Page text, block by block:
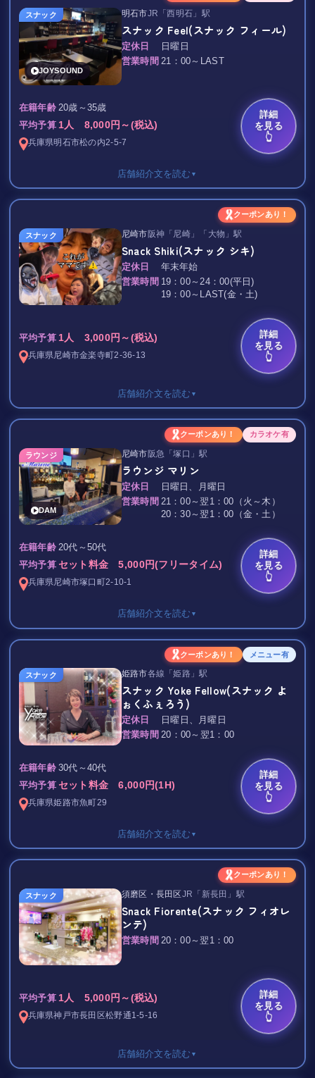
こじんまりとしていてとてもアットホームな店内。
小野市でまったりと飲むなら、ぜひスナック キャンディーへお
越しください！
スナック
JOYSOUND
明石市JR「西明石」駅
スナック Feel(スナック フィール)
定休日
日曜日
営業時間 21：00～LAST
在籍年齢 20歳～35歳
平均予算 1人 8,000円～(税込)
兵庫県明石市松の内2-5-7
詳細
を見る
👆
店舗紹介文を読む ▼
ボトルキープ 5,000円～
TAX 10％（インボイス対応店です）
＋☆ Feel ☆＋
明石のインボイス対応店です♪
アットホームで落ち着くお店♪
お酒を飲んで歌を歌って…
時間を忘れて楽しめます♪d(´Д｀○)
焼酎ボトル半額とさせていただきます！！
クーポンあり！
スナック 尼崎市阪神「尼崎」「大物」駅
Snack Shiki(スナック シキ)
定休日
年末年始
営業時間 19：00～24：00(平日)
19：00～LAST(金・土)
平均予算 1人 3,000円～(税込)
兵庫県 尼崎市金楽寺町2-36-13
詳細
を見る
👆
店舗紹介文を読む ▼
セット料金 3,000円/フリータイム
飲み放題 3,000円/60分
ボトルキープ 4,000円～
飲み放題 焼酎・ビール・ハイボール・チューハイ・梅酒
TAX 込み
阪神尼崎、大物駅からすぐのスナック Shiki♪
綺麗で可愛い女の子たちと
お酒を飲んで会話を楽しんで
日頃のストレスを吹き飛ばしませんか？？( ^^) _旦~~
「夜まちナビを見た」と
焼酎ボトルを半額とさせていただきます！！
是非この機会に
「☆ スナック Shiki ☆」へお越し下さい！♪
クーポンあり！ カラオケ有
ラウンジ
DAM
尼崎市阪急「塚口」駅
ラウンジ マリン
定休日
日曜日、月曜日
営業時間 21：00～翌1：00（火～木）
20：30～翌1：00（金・土）
在籍年齢 20代～50代
平均予算 セット料金 5,000円(フリータイム)
兵庫県尼崎市塚口町2-10-1
詳細
を見る
👆
店舗紹介文を読む ▼
男性セット料金 5,000円/フリータイム
女性セット料金
2,000円/1H or 3,000円/フリータイム
塚口駅から徒歩12分ほど、喧騒から少し離れた場所にあるラウン
ジ マリンは、
ガラスタイルのカウンターが印象的な、オシャレで清潔感のある
落ち着いた雰囲気の中にも温かさがあり、初めての方でも自然と
アットホームな空間が広がっています。
カウンターのみのお店なので、お一人様の男性はもちろん、
女性のお客様同士でも入りやすく、
「ちょっと飲みたい」「楽しく歌いたい」そんな夜にぴったりで
す♪
それぞれ個性豊かで会話も弾みます。
料金も明朗でリーズナブル。
男性はセット5,000円でフリータイム、
クーポンあり！ メニュー有
スナック 姫路市各線「姫路」駅
スナック Yoke Fellow(スナック よ
ぉくふぇろう)
定休日
日曜日、月曜日
営業時間 20：00～翌1：00
在籍年齢 30代～40代
平均予算 セット料金 6,000円(1H)
兵庫県姫路市魚町29
詳細
を見る
👆
店舗紹介文を読む ▼
男性 6,000円
女性 4,000円
延長 / 30分
男性 2,000円
女性 延長料なし
ボトルキープ 7,000円～
TAX 10％
ママも女の子たちも話しやすくて、初めての方でもすぐ馴染める
クーポンあり！
スナック 須磨区・長田区JR「新長田」駅
Snack Fiorente(スナック フィオレ
ンテ)
営業時間 20：00～翌1：00
平均予算 1人 5,000円～(税込)
兵庫県神戸市長田区松野通1-5-16
詳細
を見る
👆
店舗紹介文を読む ▼